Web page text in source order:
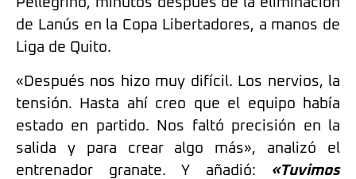
Pellegrino, minutos después de la eliminación
de Lanús en la Copa Libertadores, a manos de
Liga de Quito.
«Después nos hizo muy difícil. Los nervios, la
tensión. Hasta ahí creo que el equipo había
estado en partido. Nos faltó precisión en la
salida y para crear algo más», analizó el
entrenador granate. Y añadió:
«Tuvimos